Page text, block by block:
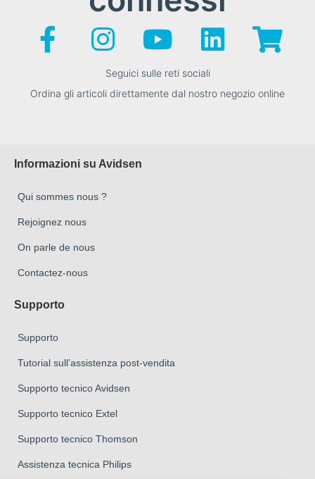
Seguici sulle reti sociali
Ordina gli articoli direttamente dal nostro negozio online
Informazioni su Avidsen
Qui sommes nous ?
Rejoignez nous
On parle de nous
Contactez-nous
Supporto
Supporto
Tutorial sull’assistenza post-vendita
Supporto tecnico Avidsen
Supporto tecnico Extel
Supporto tecnico Thomson
Assistenza tecnica Philips